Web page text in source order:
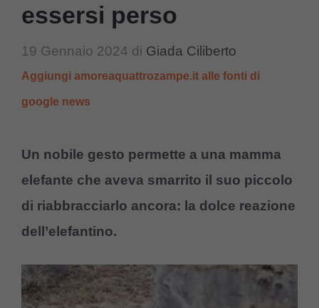
essersi perso
19 Gennaio 2024 di Giada Ciliberto
Aggiungi amoreaquattrozampe.it alle fonti di
google news
Un nobile gesto permette a una mamma
elefante che aveva smarrito il suo piccolo
di riabbracciarlo ancora: la dolce reazione
dell’elefantino.